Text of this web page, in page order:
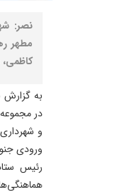
نصر:
مطهر
به گزارش
در
ورودی
رئیس